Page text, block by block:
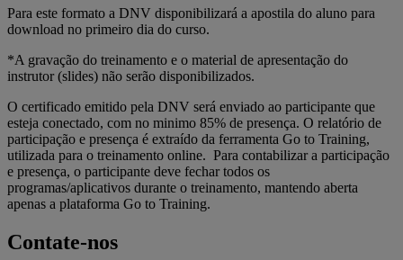
Para este formato a DNV disponibilizará a apostila do aluno para
download no primeiro dia do curso.
*A gravação do treinamento e o material de apresentação do
instrutor (slides) não serão disponibilizados.
O certificado emitido pela DNV será enviado ao participante que
esteja conectado, com no minimo 85% de presença. O relatório de
participação e presença é extraído da ferramenta Go to Training,
utilizada para o treinamento online. Para contabilizar a participação
e presença, o participante deve fechar todos os
programas/aplicativos durante o treinamento, mantendo aberta
apenas a plataforma Go to Training.
Contate-nos